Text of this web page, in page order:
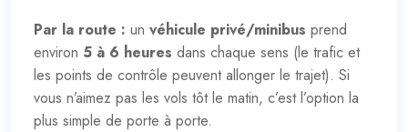
Par la route : un véhicule privé/minibus prend
environ 5 à 6 heures dans chaque sens (le trafic et
les points de contrôle peuvent allonger le trajet). Si
vous n’aimez pas les vols tôt le matin, c’est l’option la
plus simple de porte à porte.